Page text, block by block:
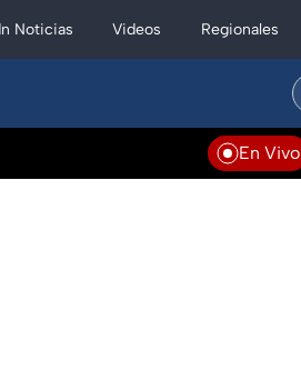
Noticias Videos Regionales
En Vivo